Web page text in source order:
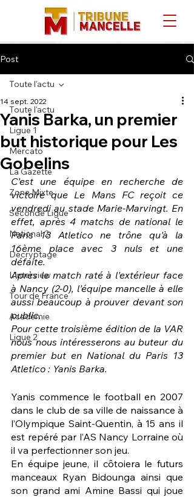
Post
Toute l'actu
Ligue 1
Mercato
La Gazette
Zone Mixte
Seconde Ligue
National 2
Décryptage
L'interview
Tour de France
Académie
Ligue 2
Toute l'actu
Yanis Barka, un premier
but historique pour Les
Gobelins
14 sept. 2022
C’est une équipe en recherche de
victoire que Le Mans FC reçoit ce
vendredi au stade Marie-Marvingt. En
effet, après 4 matchs de national le
Paris 13 Atletico ne trône qu'à la
16ème place avec 3 nuls et une
défaite.
Après le match raté à l'extérieur face
à Nancy (2-0), l’équipe mancelle à elle
aussi beaucoup à prouver devant son
public.
Pour cette troisième édition de la VAR
nous nous intéresserons au buteur du
premier but en National du Paris 13
Atletico : Yanis Barka.
Yanis commence le football en 2007
dans le club de sa ville de naissance à
l’Olympique Saint-Quentin, à 15 ans il
est repéré par l’AS Nancy Lorraine où
il va perfectionner son jeu.
En équipe jeune, il côtoiera le futurs
manceaux Ryan Bidounga ainsi que
son grand ami Amine Bassi qui joue